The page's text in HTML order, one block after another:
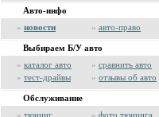
Авто-инфо
» новости » авто-право
Выбираем Б/У авто
» каталог авто » сравнить авто
» тест-драйвы » отзывы об авто
Обслуживание
» тюнинг » фото тюнинга